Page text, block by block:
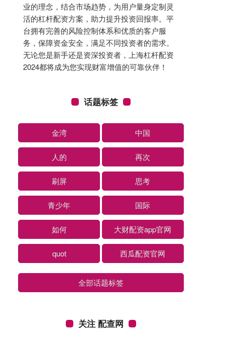
业的理念，结合市场趋势，为用户量身定制灵
活的杠杆配资方案，助力提升投资回报率。平
台拥有完善的风险控制体系和优质的客户服
务，保障资金安全，满足不同投资者的需求。
无论您是新手还是资深投资者，上海杠杆配资
2024都将成为您实现财富增值的可靠伙伴！
话题标签
金湾 中国
人的 再次
刷屏 思考
青少年 国际
如何 大财配资app官网
quot 西瓜配资官网
全部话题标签
关注 配查网